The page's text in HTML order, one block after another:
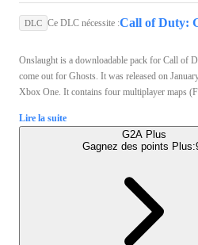
DLC Ce DLC nécessite :
Onslaught is a downloadable pack for Call of
come out for Ghosts. It was released on
Xbox One. It contains four multiplayer maps
Lire la suite
G2A Plus
Gagnez des points Plus: